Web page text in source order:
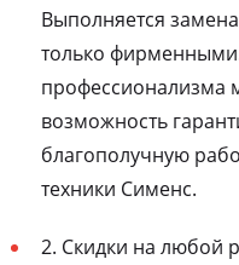
Выполняется
только
профессионализма
возможность
благополучную
техники Сименс.
2. Скидки на любой